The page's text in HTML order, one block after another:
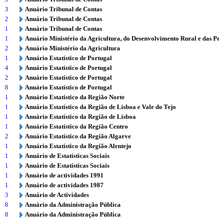
3
Anuário Tribunal de Contas
2
Anuário Tribunal de Contas
1
Anuário Tribunal de Contas
1
Anuário Ministério da Agricultura, do Desenvolvimento Rural e das
2
Anuário Ministério da Agricultura
1
Anuário Estatístico de Portugal
4
Anuário Estatístico de Portugal
2
Anuário Estatístico de Portugal
8
Anuário Estatístico de Portugal
1
Anuário Estatístico da Região Norte
1
Anuário Estatístico da Região de Lisboa e Vale do Tejo
1
Anuário Estatístico da Região de Lisboa
1
Anuário Estatístico da Região Centro
2
Anuário Estatístico da Região Algarve
1
Anuário Estatístico da Região Alentejo
1
Anuário de Estatísticas Sociais
1
Anuário de Estatísticas Sociais
1
Anuário de actividades 1991
1
Anuário de actividades 1987
3
Anuário de Actividades
8
Anuário da Administração Pública
8
Anuário da Administração Pública